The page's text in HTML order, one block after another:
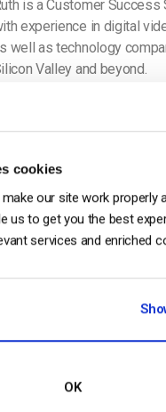
cookies
our site work properly
us to get you the best
services and enriched
OK
is a Customer
experience in digital
well as technology
Valley and beyond.
Trial